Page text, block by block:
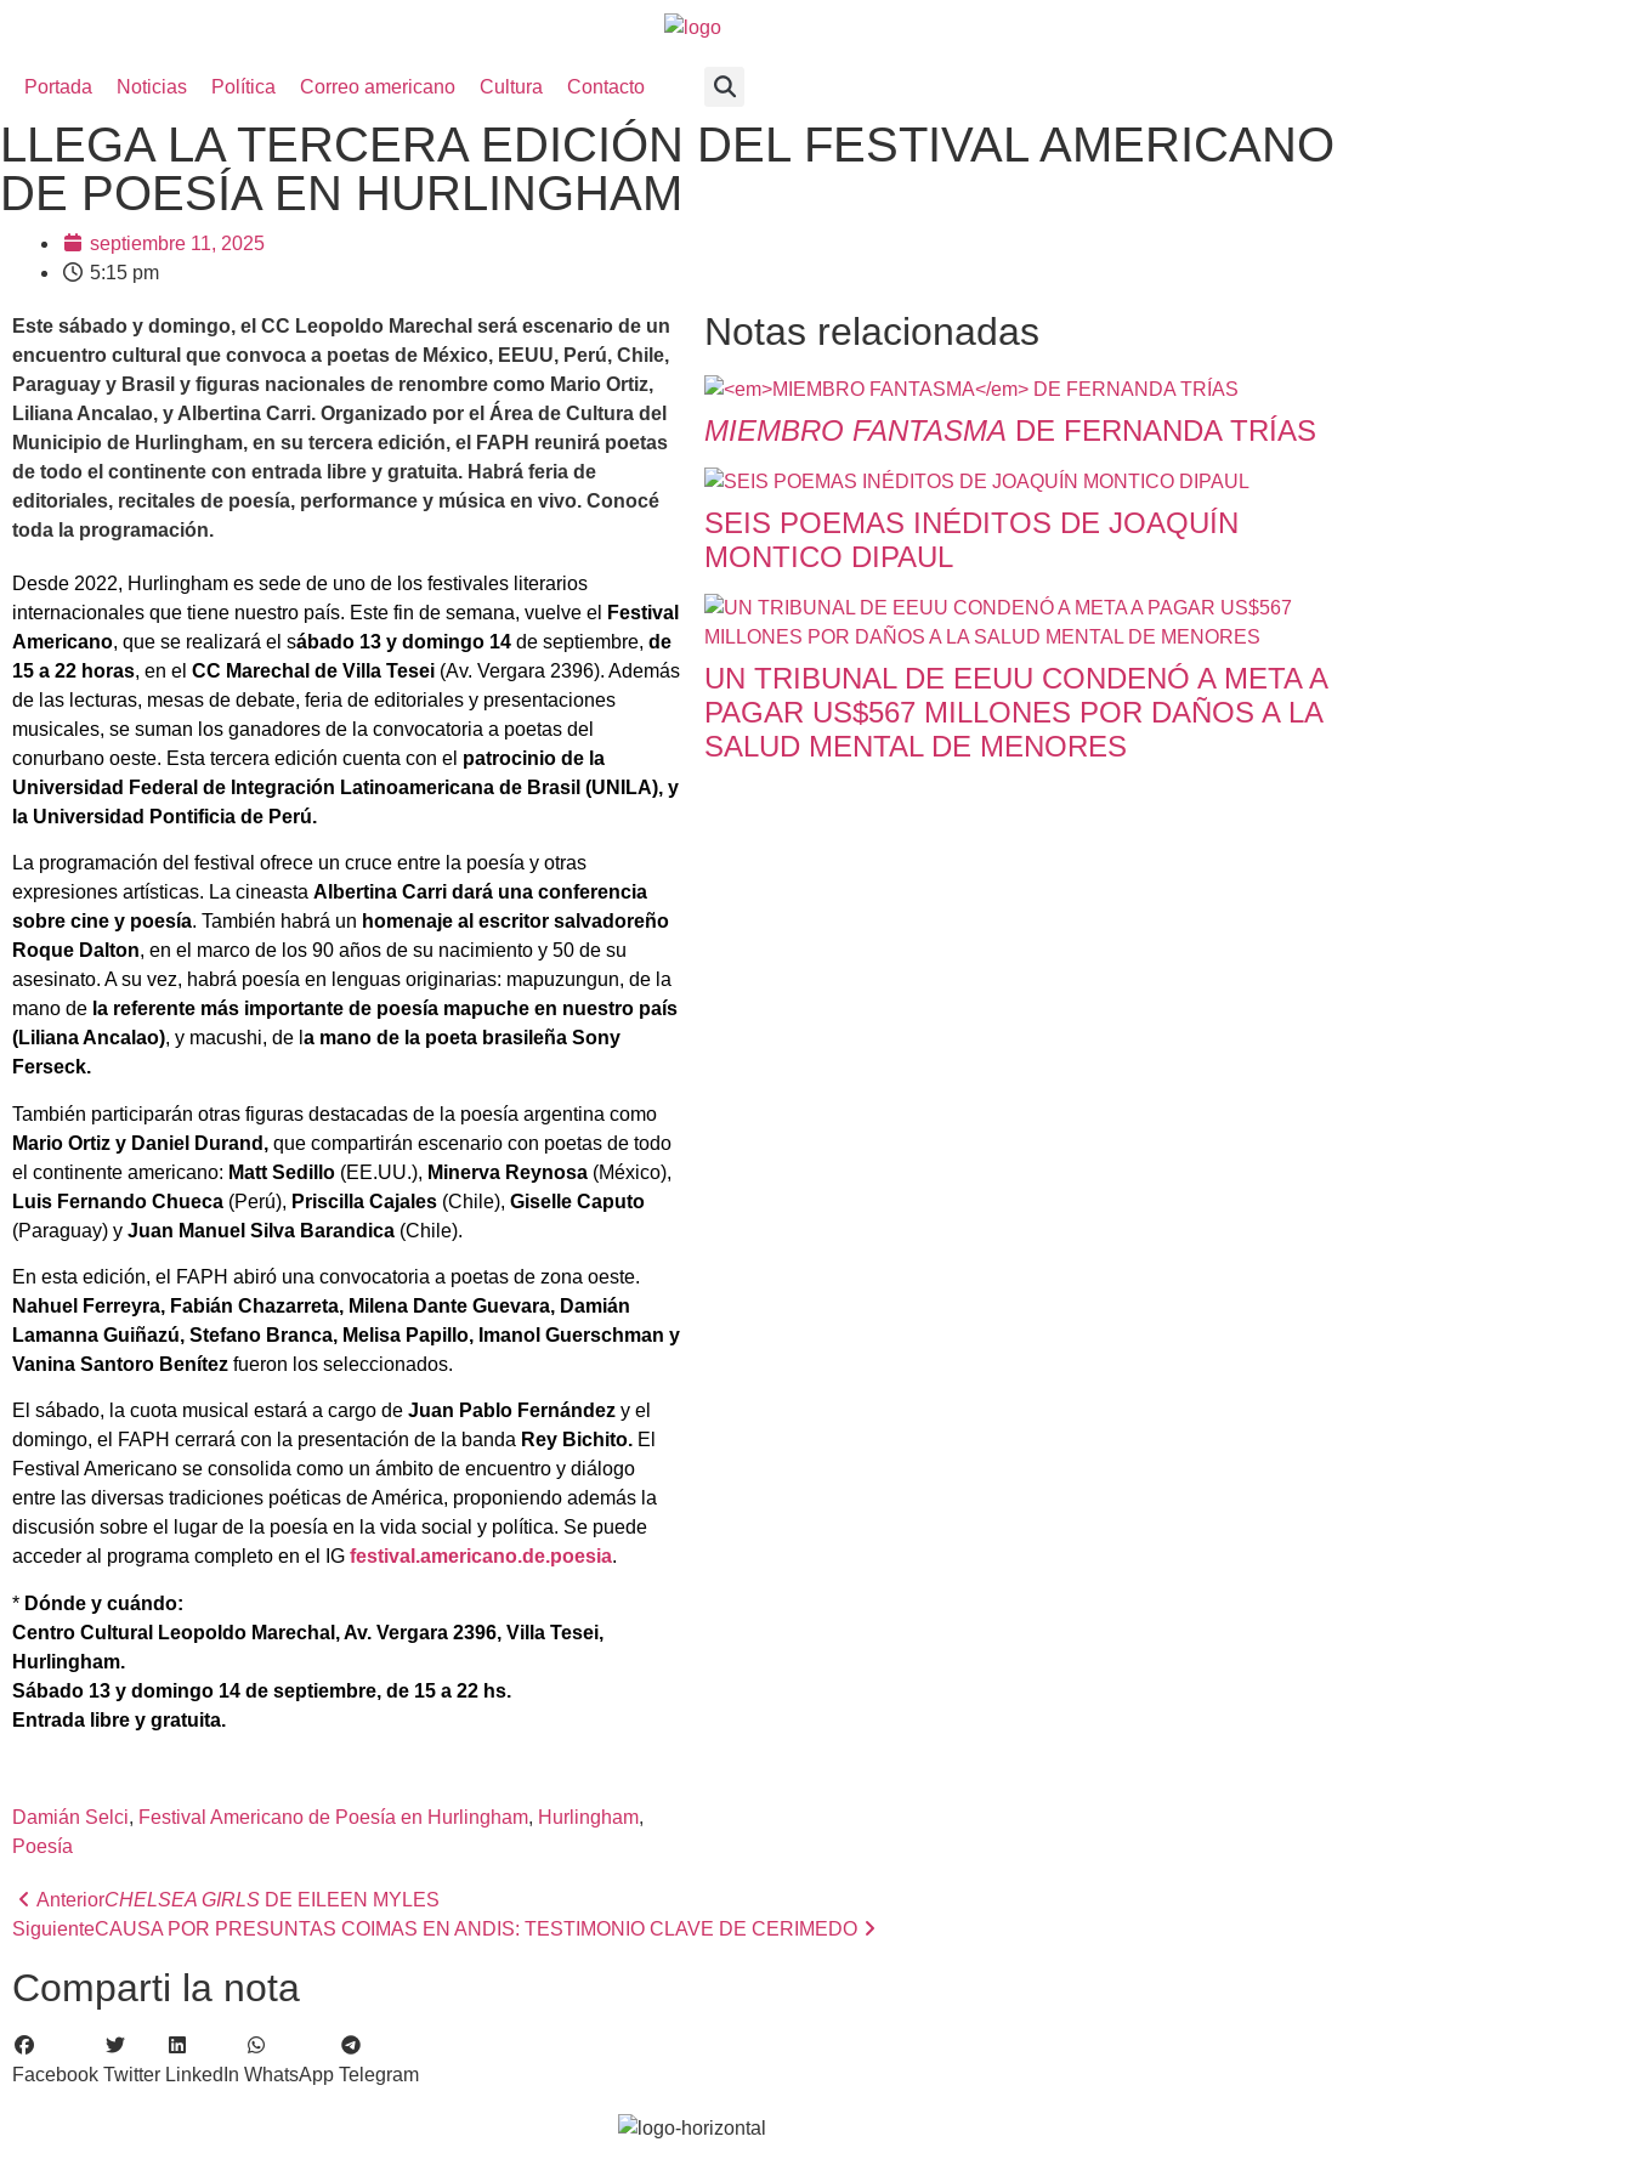
Portada Noticias Política Correo americano Cultura Contacto
LLEGA LA TERCERA EDICIÓN DEL FESTIVAL AMERICANO
DE POESÍA EN HURLINGHAM
septiembre 11, 2025
5:15 pm
Este sábado y domingo, el CC Leopoldo Marechal será escenario de un
encuentro cultural que convoca a poetas de México, EEUU, Perú, Chile,
Paraguay y Brasil y figuras nacionales de renombre como Mario Ortiz,
Liliana Ancalao, y Albertina Carri. Organizado por el Área de Cultura del
Municipio de Hurlingham, en su tercera edición, el FAPH reunirá poetas
de todo el continente con entrada libre y gratuita. Habrá feria de
editoriales, recitales de poesía, performance y música en vivo. Conocé
toda la programación.
Desde 2022, Hurlingham es sede de uno de los festivales literarios
internacionales que tiene nuestro país. Este fin de semana, vuelve el
Festival
Americano, que se realizará el sábado 13 y domingo 14 de septiembre, de
15 a 22 horas, en el CC Marechal de Villa Tesei (Av. Vergara 2396). Además
de las lecturas, mesas de debate, feria de editoriales y presentaciones
musicales, se suman los ganadores de la convocatoria a poetas del
conurbano oeste. Esta tercera edición cuenta con el patrocinio de la
Universidad Federal de Integración Latinoamericana de Brasil (UNILA), y
la Universidad Pontificia de Perú.
La programación del festival ofrece un cruce entre la poesía y otras
expresiones artísticas. La cineasta Albertina Carri dará una conferencia
sobre cine y poesía. También habrá un homenaje al escritor salvadoreño
Roque Dalton, en el marco de los 90 años de su nacimiento y 50 de su
asesinato. A su vez, habrá poesía en lenguas originarias: mapuzungun, de la
mano de la referente más importante de poesía mapuche en nuestro país
(Liliana Ancalao), y macushi, de l a mano de la poeta brasileña Sony
Ferseck.
También participarán otras figuras destacadas de la poesía argentina como
Mario Ortiz y Daniel Durand, que compartirán escenario con poetas de todo
el continente americano: Matt Sedillo (EE.UU.), Minerva Reynosa (México),
Luis Fernando Chueca (Perú), Priscilla Cajales (Chile), Giselle Caputo
(Paraguay) y Juan Manuel Silva Barandica (Chile).
En esta edición, el FAPH abiró una convocatoria a poetas de zona oeste.
Nahuel Ferreyra, Fabián Chazarreta, Milena Dante Guevara, Damián
Lamanna Guiñazú, Stefano Branca, Melisa Papillo, Imanol Guerschman y
Vanina Santoro Benítez fueron los seleccionados.
El sábado, la cuota musical estará a cargo de Juan Pablo Fernández y el
domingo, el FAPH cerrará con la presentación de la banda Rey Bichito. El
Festival Americano se consolida como un ámbito de encuentro y diálogo
entre las diversas tradiciones poéticas de América, proponiendo además la
discusión sobre el lugar de la poesía en la vida social y política. Se puede
acceder al programa completo en el IG festival.americano.de.poesia.
* Dónde y cuándo:
Centro Cultural Leopoldo Marechal, Av. Vergara 2396, Villa Tesei,
Hurlingham.
Sábado 13 y domingo 14 de septiembre, de 15 a 22 hs.
Entrada libre y gratuita.
Damián Selci, Festival Americano de Poesía en Hurlingham, Hurlingham
Poesía
Notas relacionadas
MIEMBRO FANTASMA DE FERNANDA TRÍAS
SEIS POEMAS INÉDITOS DE JOAQUÍN
MONTICO DIPAUL
UN TRIBUNAL DE EEUU CONDENÓ A META A
PAGAR US$567 MILLONES POR DAÑOS A LA
SALUD MENTAL DE MENORES
AnteriorCHELSEA GIRLS DE EILEEN MYLES
SiguienteCAUSA POR PRESUNTAS COIMAS EN ANDIS: TESTIMONIO CLAVE DE CERIMEDO
Comparti la nota
Facebook Twitter LinkedIn WhatsApp Telegram